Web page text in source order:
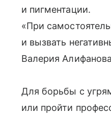
и пигментации.
«При
и вызвать
Валерия
Для борьбы с
или пройти